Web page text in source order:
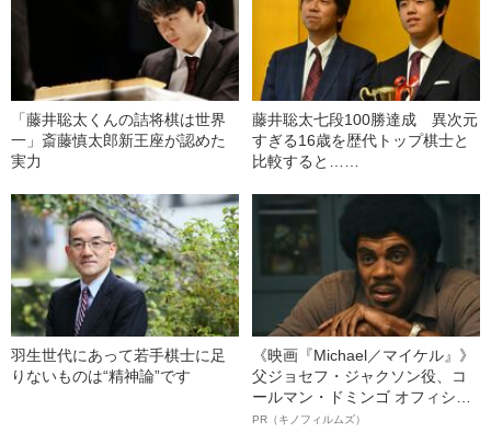
「藤井聡太くんの詰将棋は世界
一」斎藤慎太郎新王座が認めた
実力
藤井聡太七段100勝達成 異次元
すぎる16歳を歴代トップ棋士と
比較すると……
羽生世代にあって若手棋士に足
りないものは“精神論”です
《映画『Michael／マイケル』》
父ジョセフ・ジャクソン役、コ
ールマン・ドミンゴ オフィシャ
ルインタビュー“観客を魅了した
PR（キノフィルムズ）